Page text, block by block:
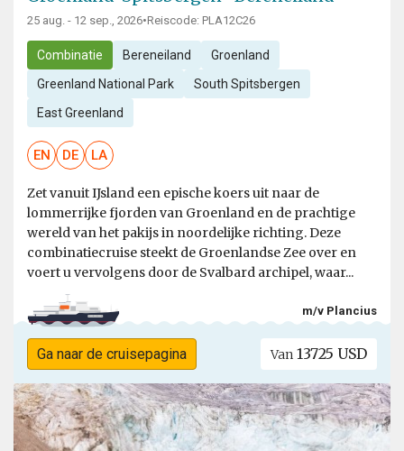
25 aug. - 12 sep., 2026•Reiscode: PLA12C26
Combinatie Bereneiland Groenland
Greenland National Park South Spitsbergen
East Greenland
EN DE LA
Zet vanuit IJsland een epische koers uit naar de
lommerrijke fjorden van Groenland en de prachtige
wereld van het pakijs in noordelijke richting. Deze
combinatiecruise steekt de Groenlandse Zee over en
voert u vervolgens door de Svalbard archipel, waar...
m/v Plancius
Ga naar de cruisepagina Van 13725 USD